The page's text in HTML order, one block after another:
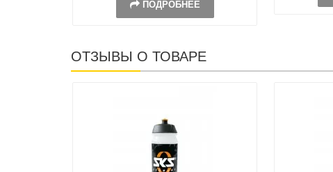
ПОДРОБНЕЕ
ОТЗЫВЫ О ТОВАРЕ